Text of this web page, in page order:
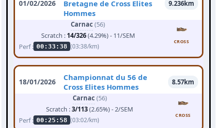
01/02/2026
Bretagne de Cross Elites
Hommes
9.236km
Carnac (56)
Scratch : 14/326(4.29%) - 11/SEM
Perf : 00:33:38 (03:38/km)
CROSS
18/01/2026
Championnat du 56 de
Cross Elites Hommes
8.57km
Carnac (56)
Scratch :3/113(2.65%) - 2/SEM
Perf : 00:25:58 (03:02/km)
CROSS